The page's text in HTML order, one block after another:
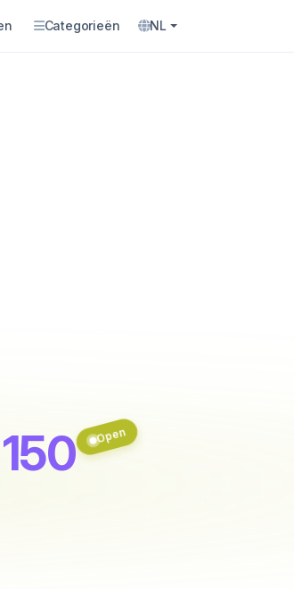
Categorieën NL
Open